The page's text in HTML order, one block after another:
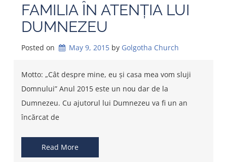
FAMILIA ÎN ATENȚIA LUI
DUMNEZEU
Posted on May 9, 2015 by Golgotha Church
Motto: „Cât despre mine, eu și casa mea vom sluji
Domnului” Anul 2015 este un nou dar de la
Dumnezeu. Cu ajutorul lui Dumnezeu va fi un an
încărcat de
Read More